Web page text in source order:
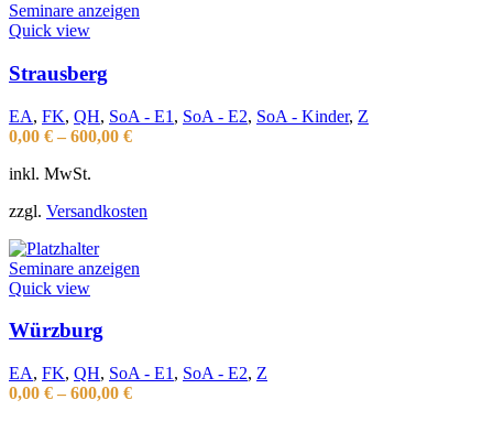
Seminare anzeigen
Quick view
Strausberg
EA, FK, QH, SoA - E1 , SoA - E2, SoA - Kinder, Z
0,00 € – 600,00 €
inkl. MwSt.
zzgl. Versandkosten
Seminare anzeigen
Quick view
Würzburg
EA, FK, QH, SoA - E1 , SoA - E2, Z
0,00 € – 600,00 €